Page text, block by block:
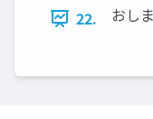
22. おし